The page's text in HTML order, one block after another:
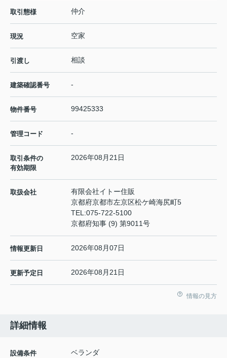
取引態様 仲介
現況 空家
引渡し 相談
建築確認番号 -
物件番号 99425333
管理コード -
取引条件の
有効期限
2026年08月21日
取扱会社
有限会社イトー住販
京都府京都市左京区松ケ崎海尻町5
TEL:075-722-5100
京都府知事 (9) 第9011号
情報更新日 2026年08月07日
更新予定日 2026年08月21日
情報の見方
詳細情報
設備条件 ベランダ